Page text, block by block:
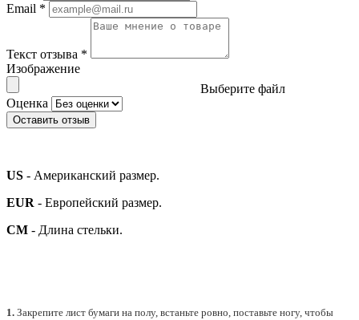
Email *
Текст отзыва *
Изображение
Выберите файл
Оценка
Оставить отзыв
US - Американский размер.
EUR - Европейский размер.
СМ - Длина стельки.
1. Закрепите лист бумаги на полу, встаньте ровно, поставьте ногу, чтобы